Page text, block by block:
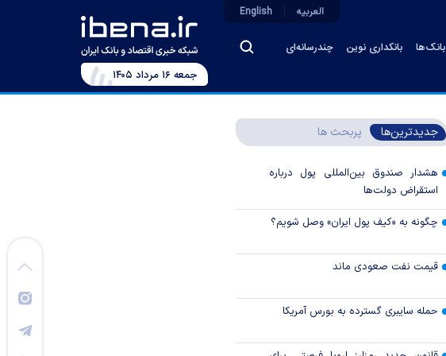
بانک‌ها بانکداری نوین چندرسانه‌ای
العربیه English
جمعه ۱۶ مرداد ۱۴۰۵
جدیدترین‌ها پربحث ها
هشدار صندوق بین‌المللی پول درباره
استقراض دولت‌ها
چگونه به «کیف پول ایران» وصل شویم؟
قیمت نفت صعودی ماند
حمله سایبری گسترده به بورس آمریکا